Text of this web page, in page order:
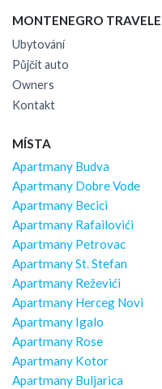
MONTENEGRO
Ubytování
Půjčit auto
Owners
Kontakt
MÍSTA
Apartmany Budva
Apartmany Dobre Vode
Apartmany Becici
Apartmany Rafailovići
Apartmany Petrovac
Apartmany St. Stefan
Apartmany Reževići
Apartmany Herceg Novi
Apartmany Igalo
Apartmany Rose
Apartmany Kotor
Apartmany Buljarica